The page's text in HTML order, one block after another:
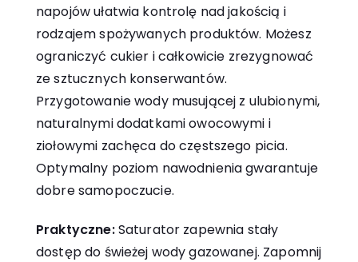
napojów ułatwia kontrolę nad jakością i
rodzajem spożywanych produktów. Możesz
ograniczyć cukier i całkowicie zrezygnować
ze sztucznych konserwantów.
Przygotowanie wody musującej z ulubionymi,
naturalnymi dodatkami owocowymi i
ziołowymi zachęca do częstszego picia.
Optymalny poziom nawodnienia gwarantuje
dobre samopoczucie.
Praktyczne:Saturator zapewnia stały
dostęp do świeżej wody gazowanej. Zapomnij